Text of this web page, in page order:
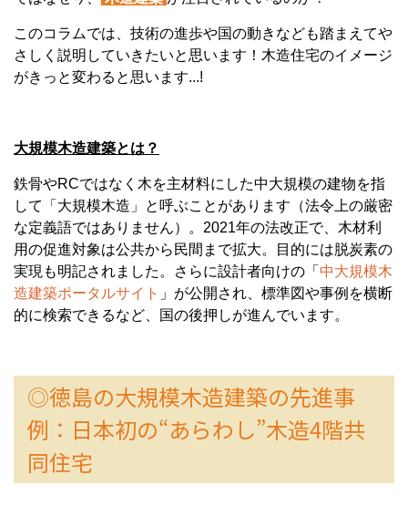
このコラムでは、技術の進歩や国の動きなども踏まえてや
さしく説明していきたいと思います！木造住宅のイメージ
がきっと変わると思います...!
大規模木造建築とは？
鉄骨やRCではなく 木を主材料にした中大規模の建物を指
して「大規模木造」と呼ぶことがあります（法令上の厳密
な定義語ではありません）。2021年の法改正で、木材利
用の促進対象は公共から民間まで拡大。目的には脱炭素の
実現 も明記されました。さらに設計者向けの「 中大規模木
造建築ポータルサイト 」が公開され、 標準図や事例を横断
的に検索できるなど、国の後押しが進んでいます。
◎徳島の大規模木造建築の先進事
例：日本初の“あらわし”木造4階共
同住宅